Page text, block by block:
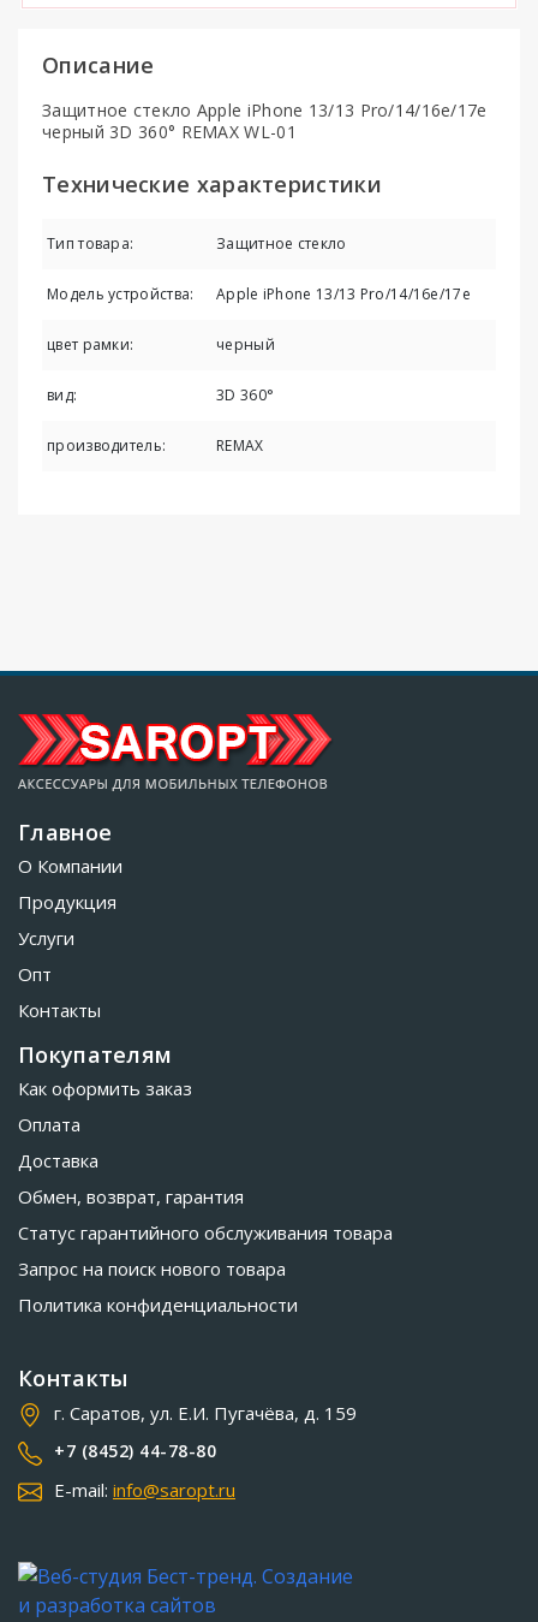
Описание
Защитное стекло Apple iPhone 13/13 Pro/14/16e/17e
черный 3D 360° REMAX WL-01
Технические характеристики
Тип товара: Защитное стекло
Модель устройства: Apple iPhone 13/13 Pro/14/16e/17e
цвет рамки: черный
вид: 3D 360°
производитель: REMAX
Главное
О Компании
Продукция
Услуги
Опт
Контакты
Покупателям
Как оформить заказ
Оплата
Доставка
Обмен, возврат, гарантия
Статус гарантийного обслуживания товара
Запрос на поиск нового товара
Политика конфиденциальности
Контакты
г. Саратов, ул. Е.И. Пугачёва, д. 159
+7 (8452) 44-78-80
E-mail: info@saropt.ru